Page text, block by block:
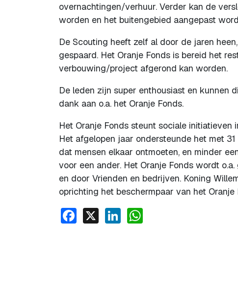
overnachtingen/verhuur. Verder kan de
worden en het buitengebied aangepast
De Scouting heeft zelf al door de jaren
gespaard. Het Oranje Fonds is bereid het
verbouwing/project afgerond kan worden.
De leden zijn super enthousiast en kunnen
dank aan o.a. het Oranje Fonds.
Het Oranje Fonds steunt sociale
Het afgelopen jaar ondersteunde het met
dat mensen elkaar ontmoeten, en minder
voor een ander. Het Oranje Fonds wordt
en door Vrienden en bedrijven. Koning
oprichting het beschermpaar van het Oranje
Facebook
X LinkedIn